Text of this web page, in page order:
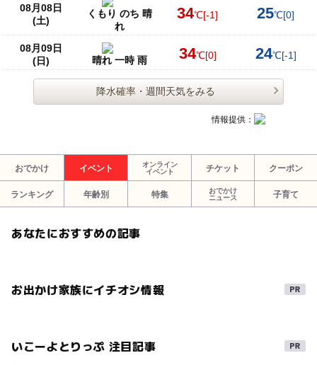
08月08日
(土)
くもり のち 晴
れ
34℃[-1] 25℃[0]
08月09日
(日)
晴れ 一時 雨 34℃[0] 24℃[-1]
降水確率・週間天気をみる
情報提供：
おでかけ イベント
オンライン
イベント
チケット クーポン
ランキング 年齢別 特集
おでかけ
ニュース
子育て
あなたにおすすめの記事
お出かけ家族にイチオシ情報
いこーよとりっぷ 注目記事